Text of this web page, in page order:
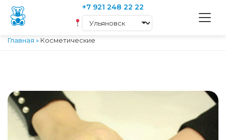
+7 921 248 22 22
Главная » Косметические